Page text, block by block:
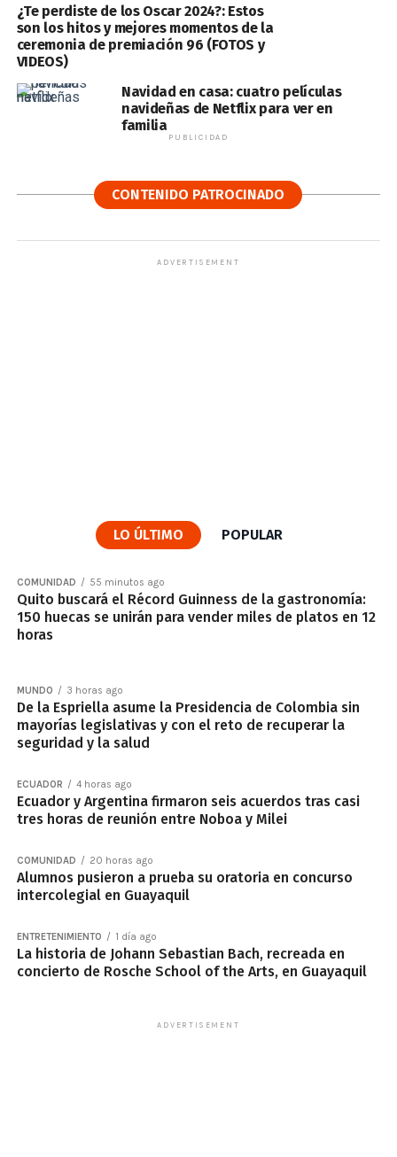
¿Te perdiste de los Oscar 2024?: Estos
son los hitos y mejores momentos de la
ceremonia de premiación 96 (FOTOS y
VIDEOS)
Navidad en casa: cuatro películas
navideñas de Netflix para ver en
familia
PUBLICIDAD
CONTENIDO PATROCINADO
ADVERTISEMENT
LO ÚLTIMO POPULAR
COMUNIDAD 55 minutos ago
Quito buscará el Récord Guinness de la gastronomía:
150 huecas se unirán para vender miles de platos en 12
horas
MUNDO 3 horas ago
De la Espriella asume la Presidencia de Colombia sin
mayorías legislativas y con el reto de recuperar la
seguridad y la salud
ECUADOR 4 horas ago
Ecuador y Argentina firmaron seis acuerdos tras casi
tres horas de reunión entre Noboa y Milei
COMUNIDAD 20 horas ago
Alumnos pusieron a prueba su oratoria en concurso
intercolegial en Guayaquil
ENTRETENIMIENTO 1 día ago
La historia de Johann Sebastian Bach, recreada en
concierto de Rosche School of the Arts, en Guayaquil
ADVERTISEMENT